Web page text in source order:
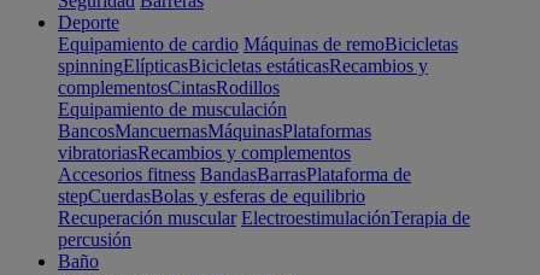
Deporte
Equipamiento de cardio Máquinas de remoBicicletas
spinningElípticasBicicletas estáticasRecambios y
complementosCintasRodillos
Equipamiento de musculación
BancosMancuernasMáquinasPlataformas
vibratoriasRecambios y complementos
Accesorios fitness BandasBarrasPlataforma de
stepCuerdasBolas y esferas de equilibrio
Recuperación muscular ElectroestimulaciónTerapia de
percusión
Baño